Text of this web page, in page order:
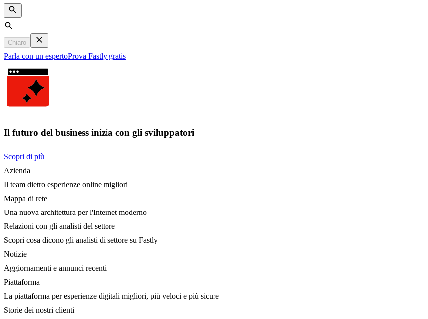
Search
Chiaro
Parla con un espertoProva Fastly gratis
Il futuro del business inizia con gli sviluppatori
Scopri di più
Azienda
Il team dietro esperienze online migliori
Mappa di rete
Una nuova architettura per l'Internet moderno
Relazioni con gli analisti del settore
Scopri cosa dicono gli analisti di settore su Fastly
Notizie
Aggiornamenti e annunci recenti
Piattaforma
La piattaforma per esperienze digitali migliori, più veloci e più sicure
Storie dei nostri clienti